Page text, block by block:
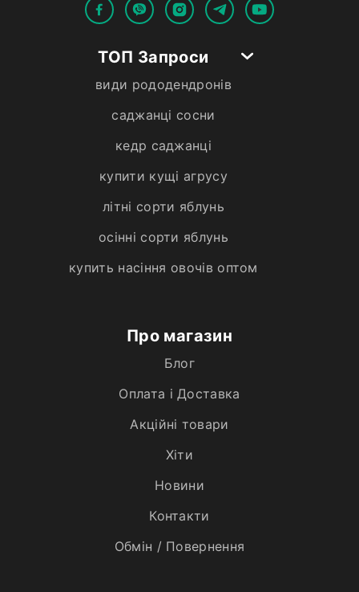
ТОП Запроси
види рододендронів
саджанці сосни
кедр саджанці
купити кущі агрусу
літні сорти яблунь
осінні сорти яблунь
купить насіння овочів оптом
Про магазин
Блог
Оплата і Доставка
Акційні товари
Хiти
Новини
Контакти
Обмін / Повернення